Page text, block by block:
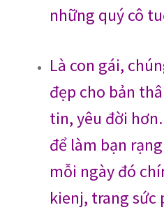
những quý cô
Là con gái,
đẹp cho bản
tin, yêu đời
để làm bạn
mỗi ngày đó
kienj, trang sức